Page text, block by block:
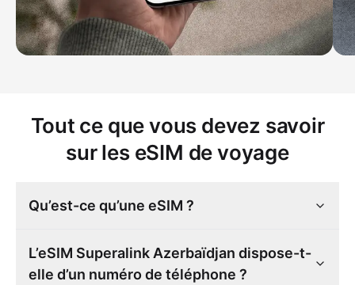
Tout ce que vous devez savoir
sur les eSIM de voyage
Qu’est-ce qu’une eSIM ?
L’eSIM Superalink Azerbaïdjan dispose-t-
elle d’un numéro de téléphone ?